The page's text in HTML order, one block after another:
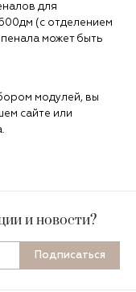
для
(с отделением
может быть
модулей, вы
сайте или
и новости?
Подписаться